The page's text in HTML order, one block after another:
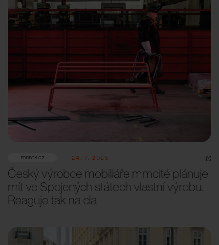
FORBES.CZ 24. 7. 2025
Český výrobce mobiliáře mmcité plánuje
mít ve Spojených státech vlastní výrobu.
Reaguje tak na cla